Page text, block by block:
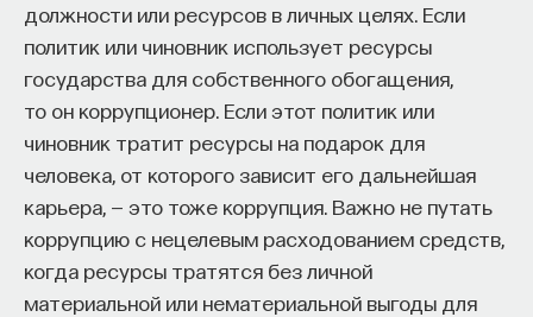
должности или ресурсов в личных целях. Если
политик или чиновник использует ресурсы
государства для собственного обогащения,
то он коррупционер. Если этот политик или
чиновник тратит ресурсы на подарок для
человека, от которого зависит его дальнейшая
карьера, — это тоже коррупция. Важно не путать
коррупцию с нецелевым расходованием средств,
когда ресурсы тратятся без личной
материальной или нематериальной выгоды для